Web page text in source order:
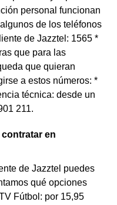
personal funcionan
de los teléfonos
de Jazztel: 1565 *
que para las
que quieran
a estos números: *
técnica: desde un
211.
en
de Jazztel puedes
qué opciones
Fútbol: por 15,95